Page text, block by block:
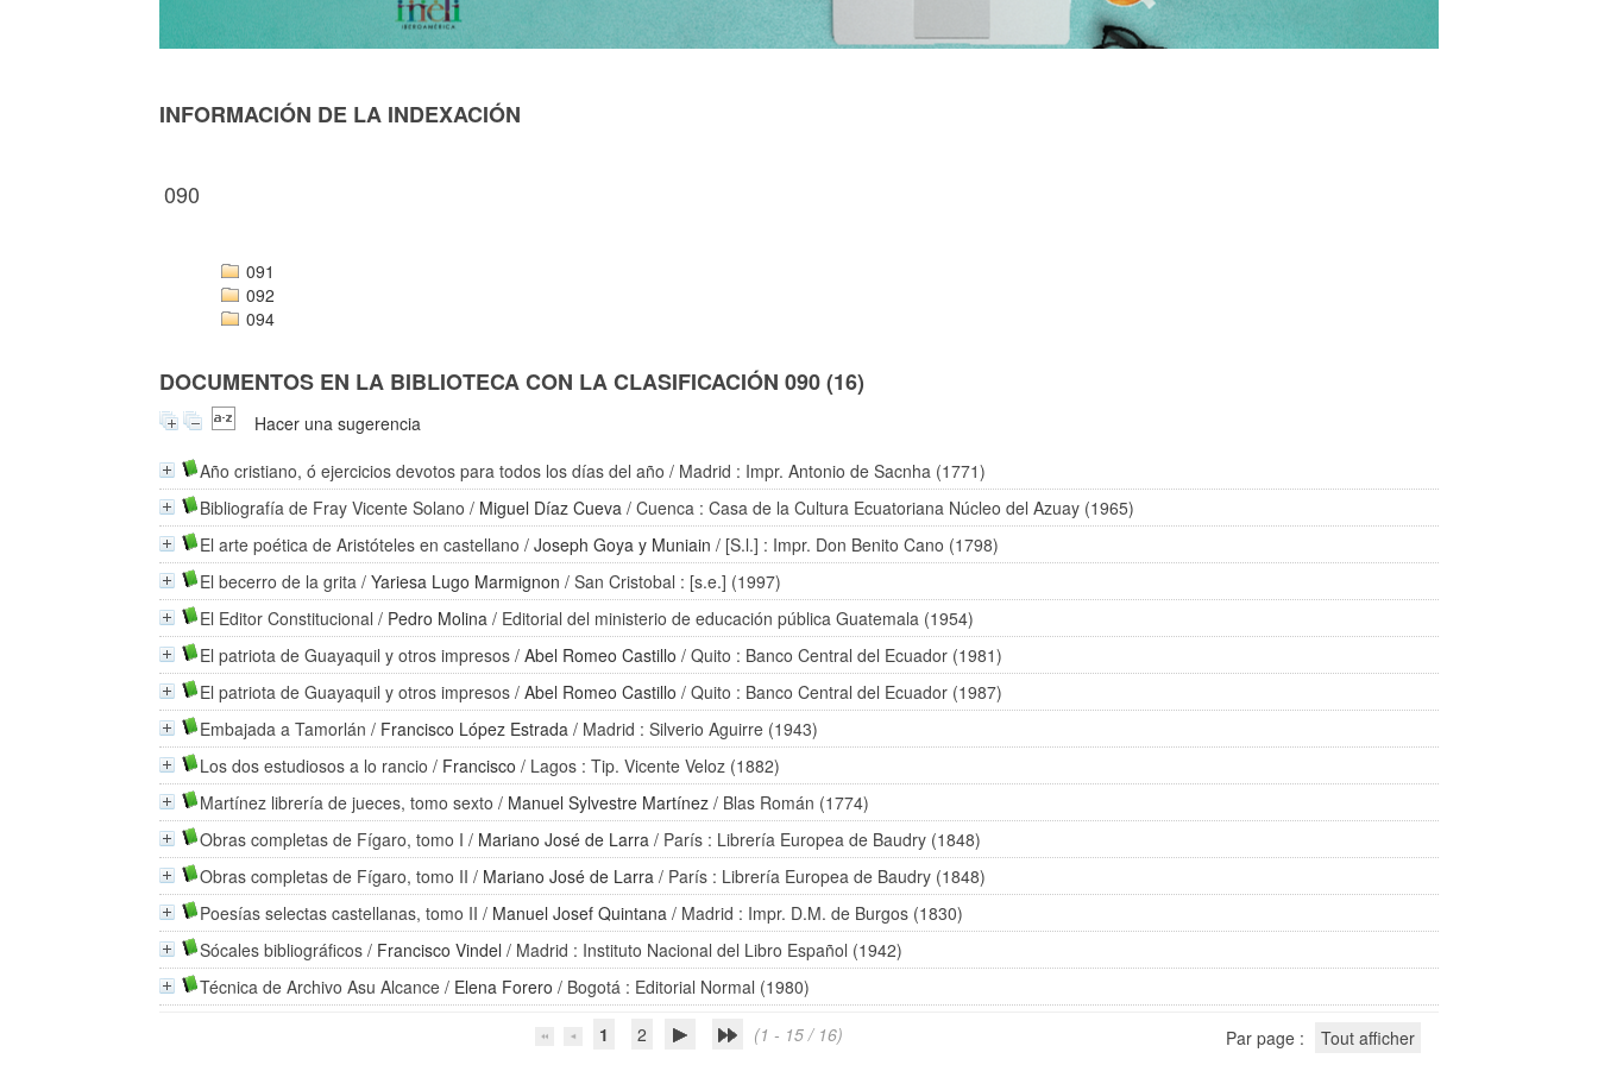
INFORMACIÓN DE LA INDEXACIÓN
090
091
092
094
DOCUMENTOS EN LA BIBLIOTECA CON LA CLASIFICACIÓN 090 (16)
Hacer una sugerencia
Año cristiano, ó ejercicios devotos para todos los días del año / Madrid : Impr. Antonio de Sacnha (1771)
Bibliografía de Fray Vicente Solano / Miguel Díaz Cueva / Cuenca : Casa de la Cultura Ecuatoriana Núcleo del Azuay (1965)
El arte poética de Aristóteles en castellano /Joseph Goya y Muniain / [S.l.] : Impr. Don Benito Cano (1798)
El becerro de la grita /Yariesa Lugo Marmignon / San Cristobal : [s.e.] (1997)
El Editor Constitucional / Pedro Molina / Editorial del ministerio de educación pública Guatemala (1954)
El patriota de Guayaquil y otros impresos /Abel Romeo Castillo / Quito : Banco Central del Ecuador (1981)
El patriota de Guayaquil y otros impresos /Abel Romeo Castillo / Quito : Banco Central del Ecuador (1987)
Embajada a Tamorlán / Francisco López Estrada / Madrid : Silverio Aguirre (1943)
Los dos estudiosos a lo rancio / Francisco / Lagos : Tip. Vicente Veloz (1882)
Martínez librería de jueces, tomo sexto / Manuel Sylvestre Martínez / Blas Román (1774)
Obras completas de Fígaro, tomo I / Mariano José de Larra / París : Librería Europea de Baudry (1848)
Obras completas de Fígaro, tomo II / Mariano José de Larra / París : Librería Europea de Baudry (1848)
Poesías selectas castellanas, tomo II / Manuel Josef Quintana / Madrid : Impr. D.M. de Burgos (1830)
Sócales bibliográficos / Francisco Vindel / Madrid : Instituto Nacional del Libro Español (1942)
Técnica de Archivo Asu Alcance / Elena Forero / Bogotá : Editorial Normal (1980)
1
2 (1 - 15 / 16) Par page : Tout afficher